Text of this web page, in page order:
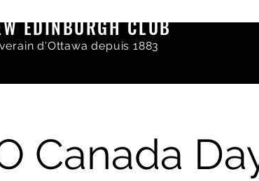
EDINBURGH CLUB
d'Ottawa depuis 1883
Canada